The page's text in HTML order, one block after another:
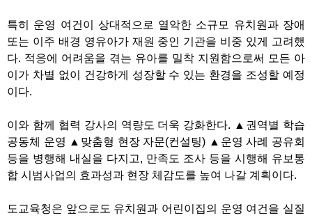
특히 운영 여건이 상대적으로 열악한 소규모 유치원과 장애
또는 이주 배경 영유아가 재원 중인 기관을 비중 있게 고려했
다. 적응에 어려움을 겪는 유아를 밀착 지원함으로써 모든 아
이가 차별 없이 건강하게 성장할 수 있는 환경을 조성할 예정
이다.
이와 함께 협력 강사의 역량도 더욱 강화한다. ▲권역별 학습
공동체 운영 ▲맞춤형 현장 자문(컨설팅) ▲운영 사례 공유회
등을 병행해 내실을 다지고, 만족도 조사 등을 시행해 유보통
합 시범사업의 효과성과 현장 체감도를 높여 나갈 계획이다.
도교육청은 앞으로도 유치원과 어린이집의 운영 여건을 실질